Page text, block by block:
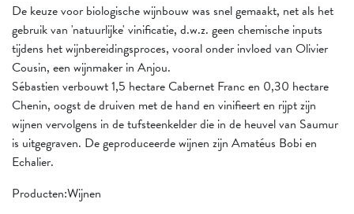
De keuze voor biologische wijnbouw was snel gemaakt, net als het
gebruik van 'natuurlijke' vinificatie, d.w.z. geen chemische inputs
tijdens het wijnbereidingsproces, vooral onder invloed van Olivier
Cousin, een wijnmaker in Anjou.
Sébastien verbouwt 1,5 hectare Cabernet Franc en 0,30 hectare
Chenin, oogst de druiven met de hand en vinifieert en rijpt zijn
wijnen vervolgens in de tufsteenkelder die in de heuvel van Saumur
is uitgegraven. De geproduceerde wijnen zijn Amatéus Bobi en
Echalier.
Producten:Wijnen